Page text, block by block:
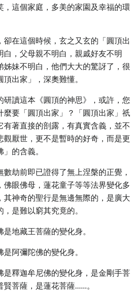
，這個家庭，多美的家園及幸福的環
卻在這個時候，玄之又玄的「圓頂出
白，父母親不明白，親戚好友不明
姊妹不明白，他們大大的驚訝了，很
出家」，深奧難懂。
研讀這本《圓頂的神思》，或許，您
麼要「圓頂出家」？「圓頂出家」祇
有著直接的剖露，有真實含義，並不
觀厭世，更不是暫時的好奇，而是更
的含義。
劫前即已證得了無上涅槃的正覺，
佛眼佛母，蓮花童子等等法界變化多
其神奇的聖行是無邊無際的，是廣大
是難以窮其究竟的。
地藏王菩薩的變化身。
阿彌陀佛的變化身。
是釋迦牟尼佛的變化身，是金剛手菩
菩薩，是蓮花菩薩......。